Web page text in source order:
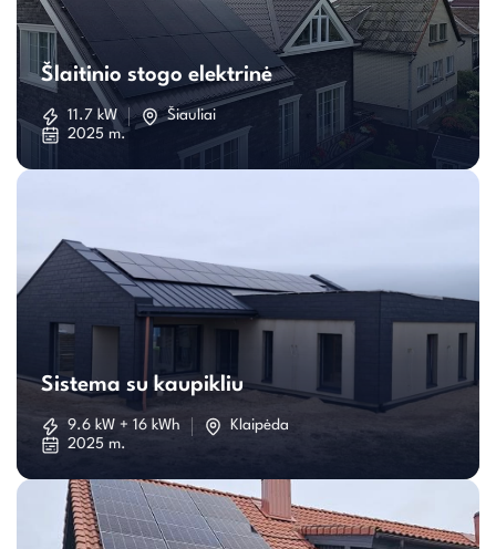
Šlaitinio
stogo
elektrinė
Šlaitinio stogo elektrinė
11.7 kW
Šiauliai
2025 m.
Sistema
su
kaupikliu
Sistema su kaupikliu
9.6 kW + 16 kWh
Klaipėda
2025 m.